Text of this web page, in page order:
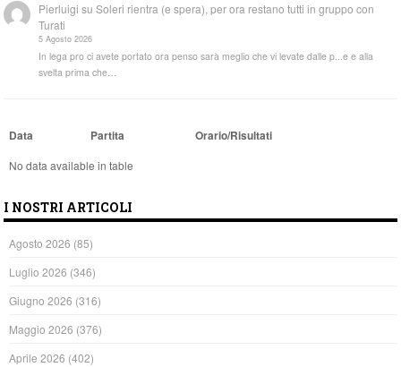
Pierluigi suSoleri rientra (e spera), per ora restano tutti in gruppo con
Turati
5 Agosto 2026
In lega pro ci avete portato ora penso sarà meglio che vi levate dalle p...e e alla
svelta prima che…
Data Partita Orario/Risultati
No data available in table
I NOSTRI ARTICOLI
Agosto 2026 (85)
Luglio 2026 (346)
Giugno 2026 (316)
Maggio 2026 (376)
Aprile 2026 (402)